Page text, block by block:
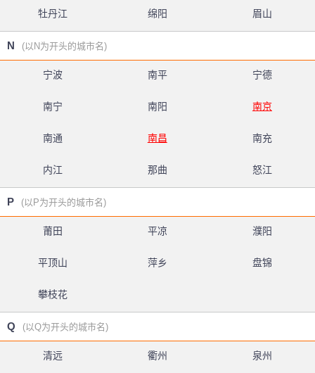
牡丹江 绵阳 眉山
N (以N为开头的城市名)
宁波 南平 宁德
南宁 南阳 南京
南通 南昌 南充
内江 那曲 怒江
P (以P为开头的城市名)
莆田 平凉 濮阳
平顶山 萍乡 盘锦
攀枝花
Q (以Q为开头的城市名)
清远 衢州 泉州